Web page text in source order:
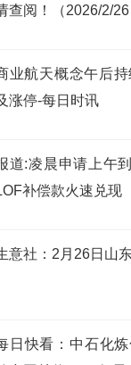
查阅！（2026/2/26
业航天概念午后
涨停-每日时讯
道:凌晨申请上午
补偿款火速兑现
意社：2月26日山
日快看：中石化